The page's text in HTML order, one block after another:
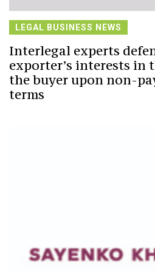
LEGAL BUSINESS NEWS
Interlegal experts
exporter’s interests in
the buyer upon non-
terms